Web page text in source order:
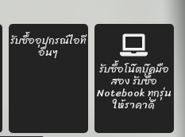
รับซื้ออุปกรณ์ไอที
อื่นๆ
รับซื้อโน๊ตบุ๊คมือ
สอง รับซื้อ
Notebook ทุกรุ่น
ให้ราคาดี